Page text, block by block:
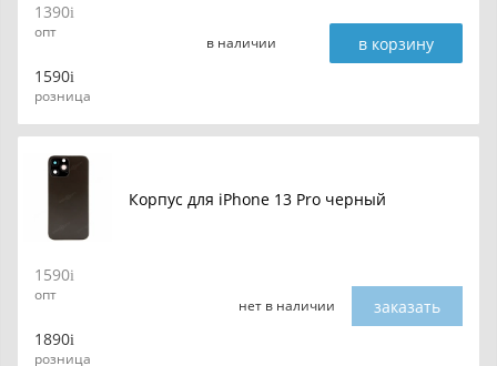
1390
опт
1590
розница
в наличии в корзину
Корпус для iPhone 13 Pro черный
1590
опт
1890
розница
нет в наличии заказать